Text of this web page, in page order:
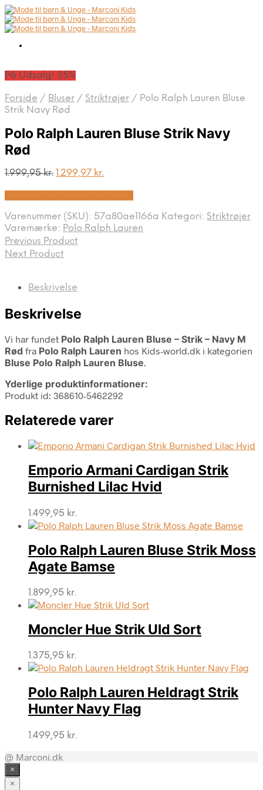
På Udsalg! 35%
Forside / Bluser / Striktrøjer / Polo Ralph Lauren Bluse
Strik Navy Rød
Polo Ralph Lauren Bluse Strik Navy
Rød
1.999,95kr. Den
1.999,95 kr..
1.299,97 kr.Den
1.299,97 kr..
Varenummer (SKU): 57a80ae1166a Kategori: Striktrøjer
Varemærke: Polo Ralph Lauren
Previous Product
Next Product
Beskrivelse
Beskrivelse
Vi har fundet Polo Ralph Lauren Bluse – Strik – Navy M
Rød fra Polo Ralph Lauren hos Kids-world.dk i kategorien
Bluse Polo Ralph Lauren Bluse.
Yderlige produktinformationer:
Produkt id: 368610-5462292
Relaterede varer
Emporio Armani Cardigan Strik
Burnished Lilac Hvid
1.499,95 kr.
Polo Ralph Lauren Bluse Strik Moss
Agate Bamse
1.899,95 kr.
Moncler Hue Strik Uld Sort
1.375,95 kr.
Polo Ralph Lauren Heldragt Strik
Hunter Navy Flag
1.499,95 kr.
@ Marconi.dk
×
×